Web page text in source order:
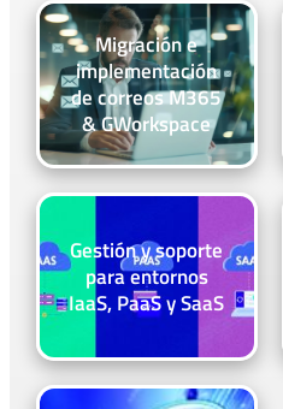
Migración e
implementación
de correos M365
& GWorkspace
Gestión y soporte
para entornos
IaaS, PaaS y SaaS